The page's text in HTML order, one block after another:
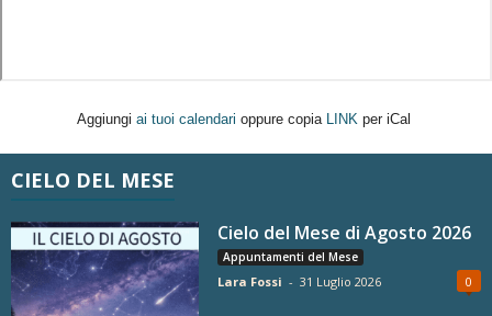
Aggiungi ai tuoi calendari oppure copia LINK per iCal
CIELO DEL MESE
Cielo del Mese di Agosto 2026
Appuntamenti del Mese
Lara Fossi - 31 Luglio 2026 0